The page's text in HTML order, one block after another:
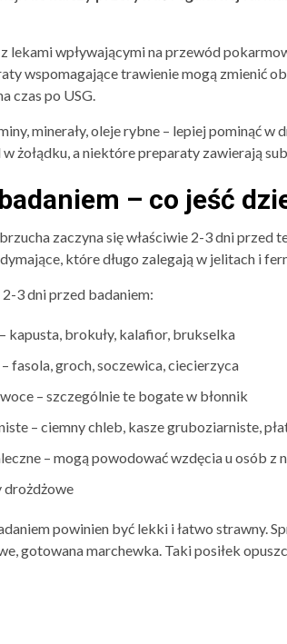
lekami wpływającymi na przewód
wspomagające trawienie mogą zmienić
czas po USG.
minerały, oleje rybne – lepiej pominąć w
żołądku, a niektóre preparaty zawierają
– co jeść
zaczyna się właściwie 2-3 dni przed
które długo zalegają w jelitach i
3 dni przed badaniem:
kapusta, brokuły, kalafior, brukselka
fasola, groch, soczewica, ciecierzyca
– szczególnie te bogate w błonnik
– ciemny chleb, kasze gruboziarniste,
– mogą powodować wzdęcia u osób z
drożdżowe
powinien być lekki i łatwo strawny.
gotowana marchewka. Taki posiłek